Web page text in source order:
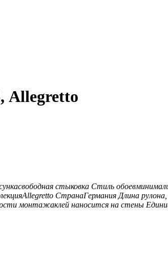
Allegretto
свободная стыковка Стиль обоев
Allegretto СтранаГермания Длина
монтажаклей наносится на стены